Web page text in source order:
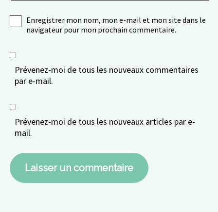
Enregistrer mon nom, mon e-mail et mon site dans le
navigateur pour mon prochain commentaire.
Prévenez-moi de tous les nouveaux commentaires
par e-mail.
Prévenez-moi de tous les nouveaux articles par e-
mail.